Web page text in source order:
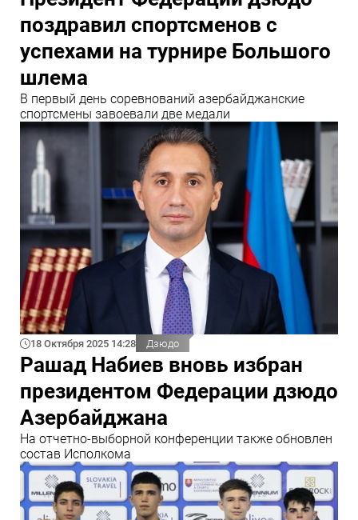
поздравил спортсменов с
успехами на турнире Большого
шлема
В первый день соревнований азербайджанские
спортсмены завоевали две медали
18 Октября 2025 14:28 Дзюдо
Рашад Набиев вновь избран
президентом Федерации дзюдо
Азербайджана
На отчетно-выборной конференции также обновлен
состав Исполкома